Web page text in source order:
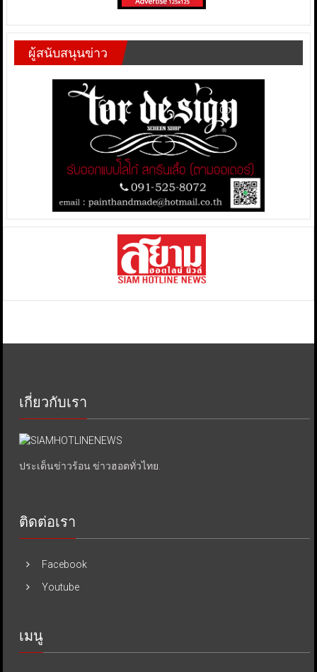
ผู้สนับสนุนข่าว
เกี่ยวกับเรา
ประเด็นข่าวร้อน ข่าวฮอตทั่วไทย.
ติดต่อเรา
Facebook
Youtube
เมนู